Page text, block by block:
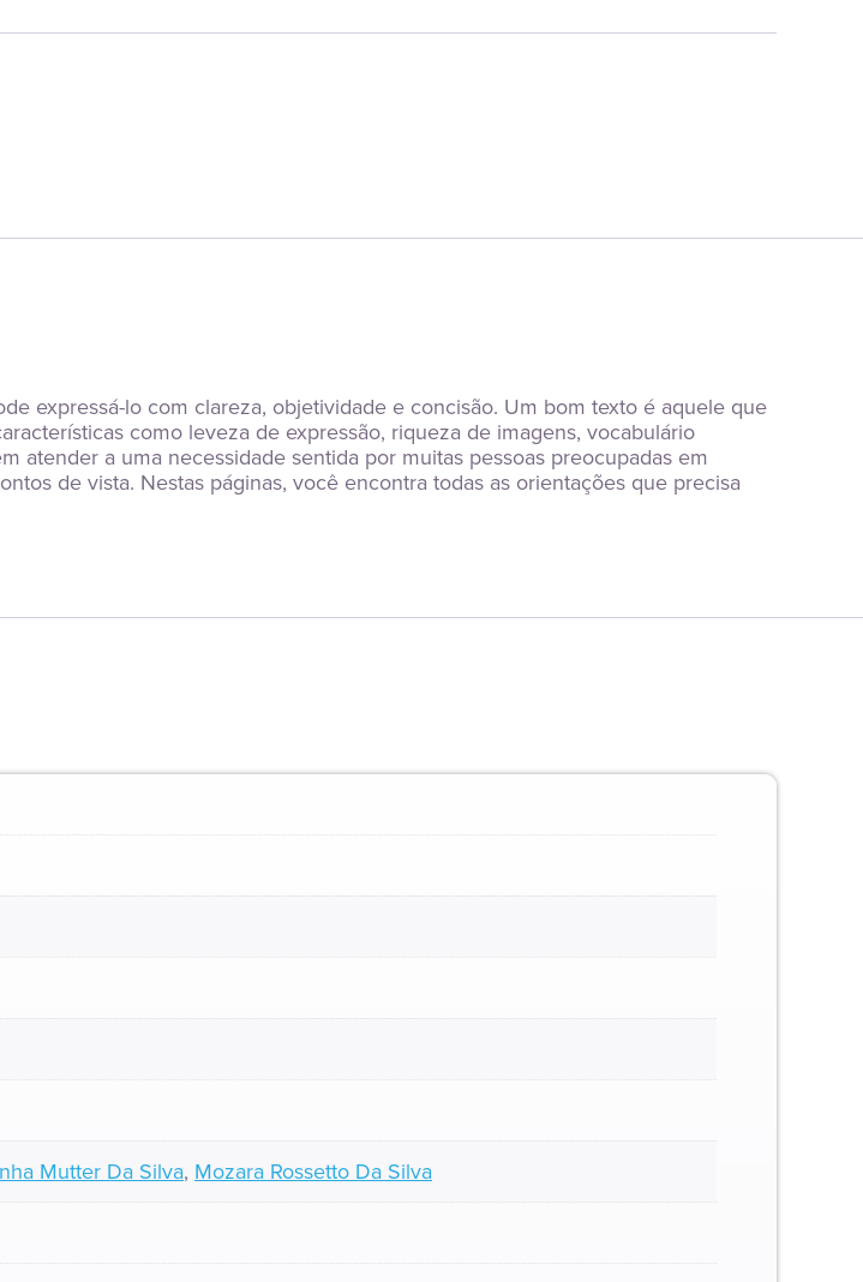
expressá-lo com clareza, objetividade e concisão. Um bom texto é aquele que
como leveza de expressão, riqueza de imagens, vocabulário
atender a uma necessidade sentida por muitas pessoas preocupadas em
de vista. Nestas páginas, você encontra todas as orientações que precisa
Mutter Da Silva, Mozara Rossetto Da Silva